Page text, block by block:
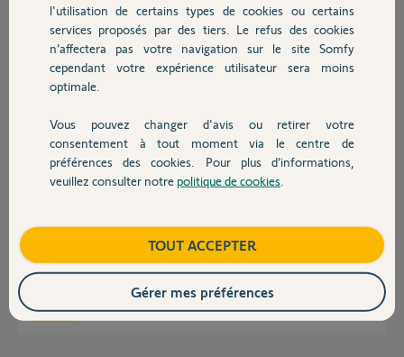
Autres produits
Devis avec un pro
Contact
il y a plus d'un an
Participer au fil de discussion
Réponses
Bonne journée,
il y a plus d'un an
l'utilisation de certains types de cookies ou certains
services proposés par des tiers. Le refus des cookies
n’affectera pas votre navigation sur le site Somfy
cependant votre expérience utilisateur sera moins
optimale.
Vous pouvez changer d'avis ou retirer votre
consentement à tout moment via le centre de
préférences des cookies. Pour plus d’informations,
veuillez consulter notre politique de cookies
TOUT ACCEPTER
Gérer mes préférences